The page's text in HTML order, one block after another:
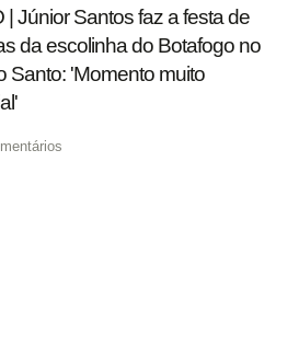
| Júnior Santos faz a festa de
da escolinha do Botafogo no
Santo: 'Momento muito